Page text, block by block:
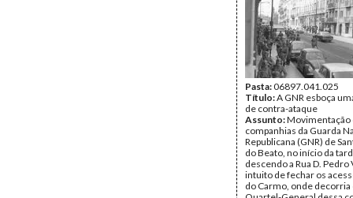
Pasta:06897.041.025
Título:A GNR esboça
de contra-ataque
Assunto:Movimentação
companhias da Guarda
Republicana (GNR) de
do Beato, no início da
descendo a Rua D. Pedro
intuito de fechar os
do Carmo, onde decorria